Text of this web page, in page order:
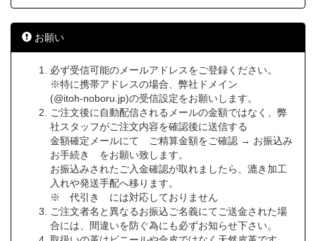
お願い
必ず受信可能のメールアドレスをご登録ください。
※特に携帯アドレスの場合、弊社ドメイン
(@itoh-noboru.jp)の受信設定をお願いします。
ご注文後に自動配信されるメールの金額ではなく、弊
社スタッフがご注文内容を確認後に送信する
金額確定メールにて ご精算金額をご確認 → お振込み
お手続き をお願い致します。
お振込みされたご入金確認が取れましたら、漉き加工
入れや発送手配へ移ります。
※ 代引き には対応しておりません
ご注文者名と異なるお振込ご名義にてご送金された場
合には、間違いを防ぐ為にも必ずお知らせ下さい。